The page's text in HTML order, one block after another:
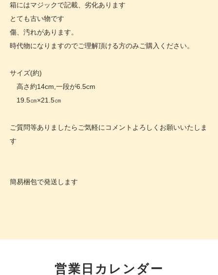
箱にはマジックで記載、劣化あります
とても古い物です
傷、汚れがあります。
時代物になりますのでご理解頂ける方のみご購入ください。
サイズ(約)
高さ約14cm,一段が6.5cm
19.5㎝×21.5㎝
ご質問等ありましたらご気軽にコメントよろしくお願いいたしま
す
簡易梱包で発送します
営業日カレンダー